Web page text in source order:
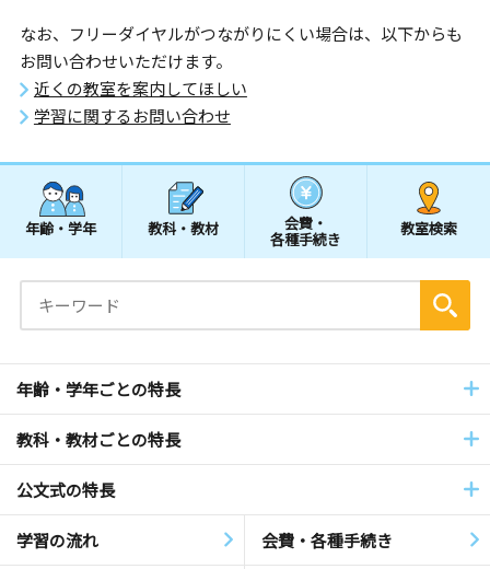
なお、フリーダイヤルがつながりにくい場合は、以下からも
お問い合わせいただけます。
近くの教室を案内してほしい
学習に関するお問い合わせ
年齢・学年 教科・教材 会費・
各種手続き
教室検索
年齢・学年ごとの特長
教科・教材ごとの特長
公文式の特長
学習の流れ 会費・各種手続き